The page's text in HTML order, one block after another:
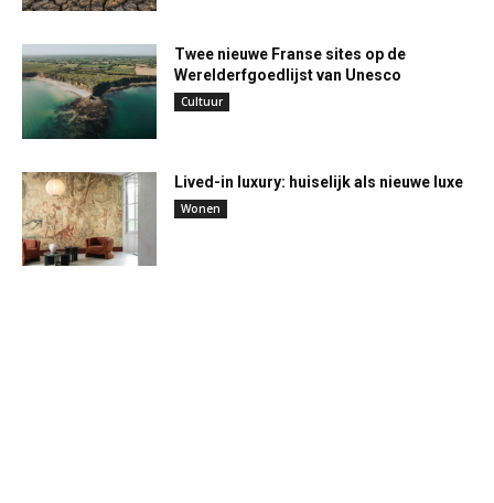
Twee nieuwe Franse sites op de
Werelderfgoedlijst van Unesco
Cultuur
Lived-in luxury: huiselijk als nieuwe luxe
Wonen